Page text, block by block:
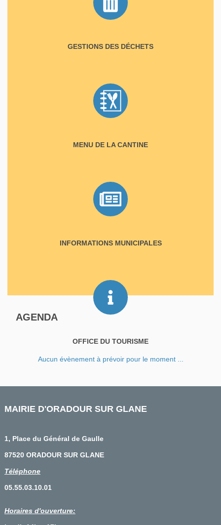
GESTIONS DES DÉCHETS
MENU DE LA CANTINE
INFORMATIONS MUNICIPALES
OFFICE DU TOURISME
AGENDA
Aucun évènement à prévoir pour le moment ...
MAIRIE D'ORADOUR SUR GLANE
1, Place du Général de Gaulle
87520 ORADOUR SUR GLANE
Téléphone
05.55.03.10.01
Horaires d'ouverture: